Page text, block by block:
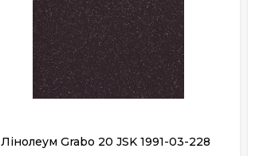
Лінолеум Grabo 20 JSK 1991-03-228